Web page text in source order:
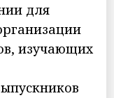
для
изучающих